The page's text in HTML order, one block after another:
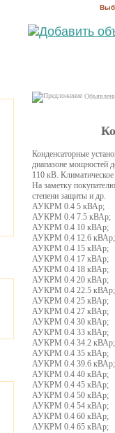
Конденсаторные
диапазоне мощностей
110 кВ.
На заметку
степени защиты и др.
АУКРМ 0.4 5 кВАр;
АУКРМ 0.4 7.5 кВАр;
АУКРМ 0.4 10 кВАр;
АУКРМ 0.4 12.6 кВАр;
АУКРМ 0.4 15 кВАр;
АУКРМ 0.4 17 кВАр;
АУКРМ 0.4 18 кВАр;
АУКРМ 0.4 20 кВАр;
АУКРМ 0.4 22.5 кВАр;
АУКРМ 0.4 25 кВАр;
АУКРМ 0.4 27 кВАр;
АУКРМ 0.4 30 кВАр;
АУКРМ 0.4 33 кВАр;
АУКРМ 0.4 34.2 кВАр;
АУКРМ 0.4 35 кВАр;
АУКРМ 0.4 39.6 кВАр;
АУКРМ 0.4 40 кВАр;
АУКРМ 0.4 45 кВАр;
АУКРМ 0.4 50 кВАр;
АУКРМ 0.4 54 кВАр;
АУКРМ 0.4 60 кВАр;
АУКРМ 0.4 65 кВАр;